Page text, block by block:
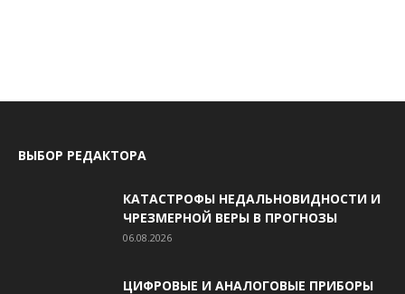
ВЫБОР РЕДАКТОРА
КАТАСТРОФЫ НЕДАЛЬНОВИДНОСТИ И
ЧРЕЗМЕРНОЙ ВЕРЫ В ПРОГНОЗЫ
06.08.2026
ЦИФРОВЫЕ И АНАЛОГОВЫЕ ПРИБОРЫ